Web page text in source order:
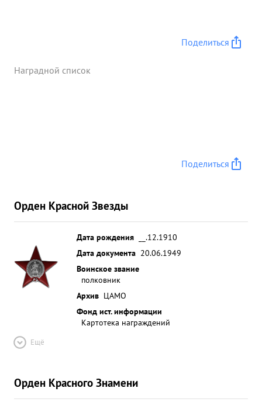
Поделиться
Наградной список
Поделиться
Орден Красной Звезды
Дата рождения
__.12.1910
Дата документа 20.06.1949
Воинское звание
полковник
Архив ЦАМО
Фонд ист. информации
Картотека награждений
Ещё
Орден Красного Знамени